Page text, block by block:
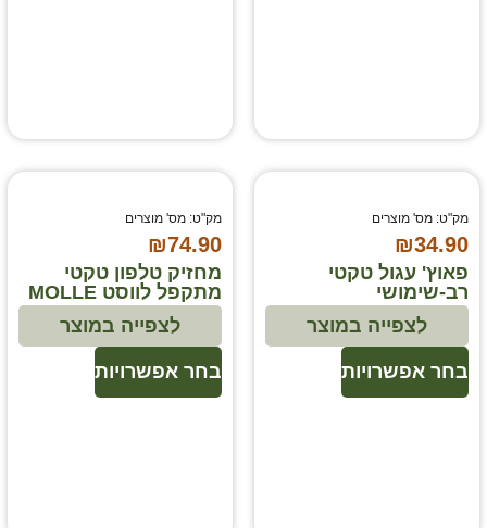
מק"ט: מס' מוצרים
₪34.90
פאוץ' עגול טקטי
רב-שימושי
בחר אפשרויות
לצפייה במוצר
מק"ט: מס' מוצרים
₪74.90
מחזיק טלפון טקטי
מתקפל לווסט MOLLE
בחר אפשרויות
לצפייה במוצר